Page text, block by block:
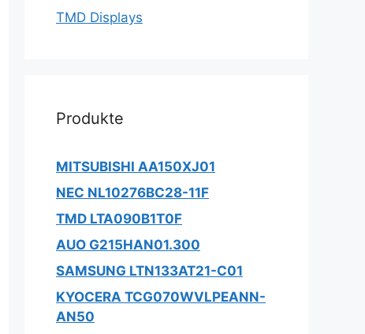
TMD Displays
Produkte
MITSUBISHI AA150XJ01
NEC NL10276BC28-11F
TMD LTA090B1T0F
AUO G215HAN01.300
SAMSUNG LTN133AT21-C01
KYOCERA TCG070WVLPEANN-
AN50